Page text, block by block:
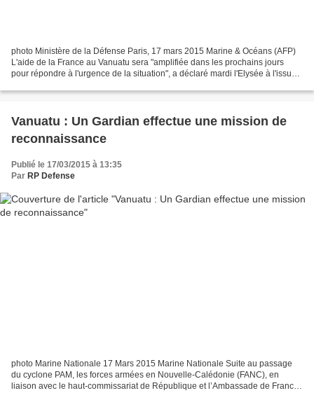
photo Ministère de la Défense Paris, 17 mars 2015 Marine & Océans (AFP)
L'aide de la France au Vanuatu sera "amplifiée dans les prochains jours
pour répondre à l'urgence de la situation", a déclaré mardi l'Elysée à l'issue
Vanuatu : Un Gardian effectue une mission de
reconnaissance
Publié le 17/03/2015 à 13:35
Par RP Defense
photo Marine Nationale 17 Mars 2015 Marine Nationale Suite au passage
du cyclone PAM, les forces armées en Nouvelle-Calédonie (FANC), en
liaison avec le haut-commissariat de République et l’Ambassade de France